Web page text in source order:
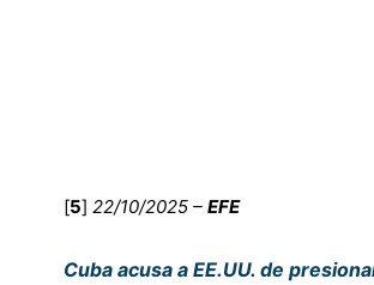
[5] 22/10/2025 – EFE
Cuba acusa a EE.UU. de